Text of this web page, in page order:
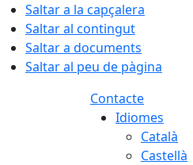
Saltar a la capçalera
Saltar al contingut
Saltar a documents
Saltar al peu de pàgina
Contacte
Idiomes
Català
Castellà